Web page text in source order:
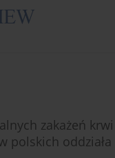
zakażeń
polskich oddziała